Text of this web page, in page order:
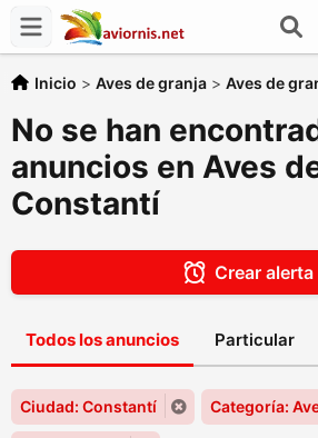
Inicio > Aves de granja > Aves de
No se han
anuncios en Aves
Constantí
Crear alerta
Todos los anuncios Particular
Ciudad: Constantí Categoría: